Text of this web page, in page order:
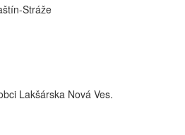
Stráže
Lakšárska Nová Ves.